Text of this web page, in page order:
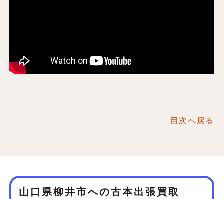
目次へ戻る
山口県柳井市への古本出張買取